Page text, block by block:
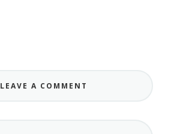
LEAVE A COMMENT